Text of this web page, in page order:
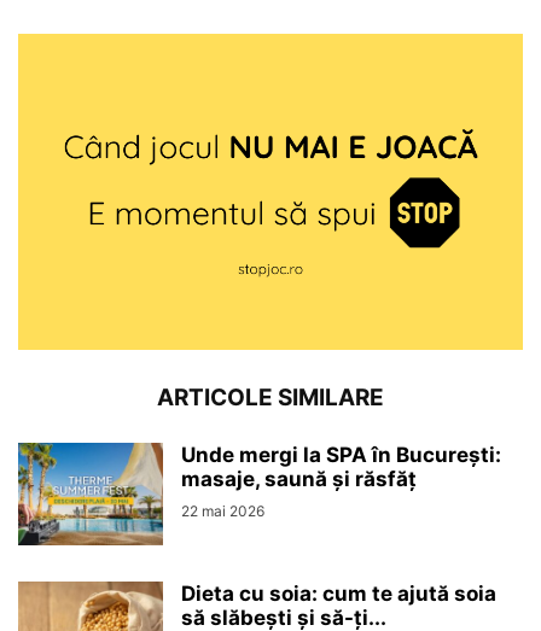
ARTICOLE SIMILARE
Unde mergi la SPA în București:
masaje, saună și răsfăț
22 mai 2026
Dieta cu soia: cum te ajută soia
să slăbești și să-ți...